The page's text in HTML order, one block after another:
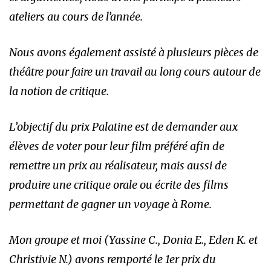
ateliers au cours de l’année.
Nous avons également assisté à plusieurs pièces de
théâtre pour faire un travail au long cours autour de
la notion de critique.
L’objectif du prix Palatine est de demander aux
élèves de voter pour leur film préféré afin de
remettre un prix au réalisateur, mais aussi de
produire une critique orale ou écrite des films
permettant de gagner un voyage à Rome.
Mon groupe et moi (Yassine C., Donia E., Eden K. et
Christivie N.) avons remporté le 1er prix du